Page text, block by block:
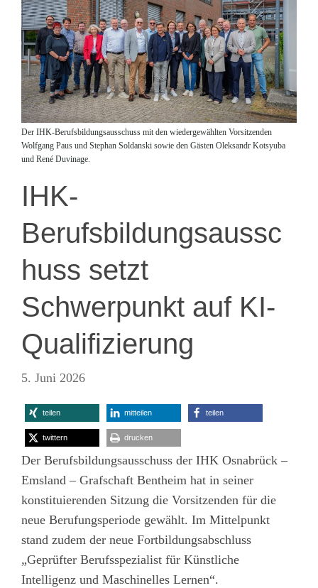
Der IHK-Berufsbildungsausschuss mit den wiedergewählten Vorsitzenden
Wolfgang Paus und Stephan Soldanski sowie den Gästen Oleksandr Kotsyuba
und René Duvinage.
IHK-
Berufsbildungsaussc
huss setzt
Schwerpunkt auf KI-
Qualifizierung
5. Juni 2026
teilen mitteilen teilen
twittern drucken
Der Berufsbildungsausschuss der IHK Osnabrück –
Emsland – Grafschaft Bentheim hat in seiner
konstituierenden Sitzung die Vorsitzenden für die
neue Berufungsperiode gewählt. Im Mittelpunkt
stand zudem der neue Fortbildungsabschluss
„Geprüfter Berufsspezialist für Künstliche
Intelligenz und Maschinelles Lernen“.